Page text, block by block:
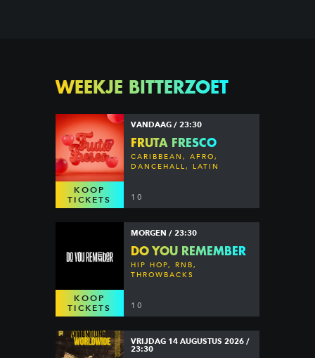
WEEKJE BITTERZOET
KOOP
TICKETS
VANDAAG / 23:30
FRUTA FRESCO
CARIBBEAN, AFRO,
DANCEHALL, LATIN
10
KOOP
TICKETS
MORGEN / 23:30
DO YOU REMEMBER
HIP HOP, RNB,
THROWBACKS
10
VRIJDAG 14 AUGUSTUS 2026 /
23:30